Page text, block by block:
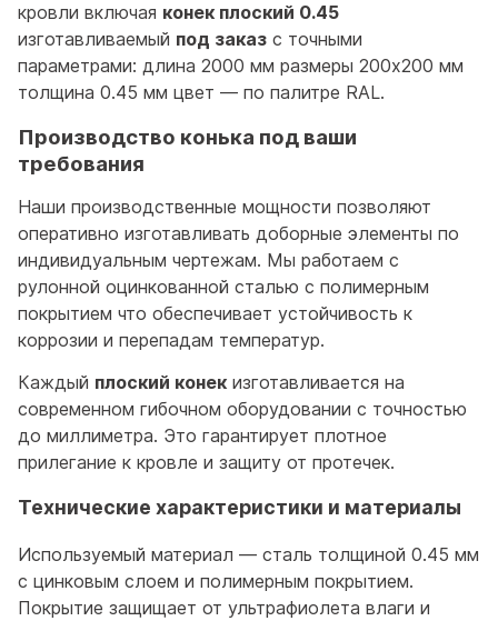
кровли включая конек плоский 0.45
изготавливаемый под заказ с точными
параметрами: длина 2000 мм размеры 200x200 мм
толщина 0.45 мм цвет — по палитре RAL.
Производство конька под ваши
требования
Наши производственные мощности позволяют
оперативно изготавливать доборные элементы по
индивидуальным чертежам. Мы работаем с
рулонной оцинкованной сталью с полимерным
покрытием что обеспечивает устойчивость к
коррозии и перепадам температур.
Каждый плоский конек изготавливается на
современном гибочном оборудовании с точностью
до миллиметра. Это гарантирует плотное
прилегание к кровле и защиту от протечек.
Технические характеристики и материалы
Используемый материал — сталь толщиной 0.45 мм
с цинковым слоем и полимерным покрытием.
Покрытие защищает от ультрафиолета влаги и